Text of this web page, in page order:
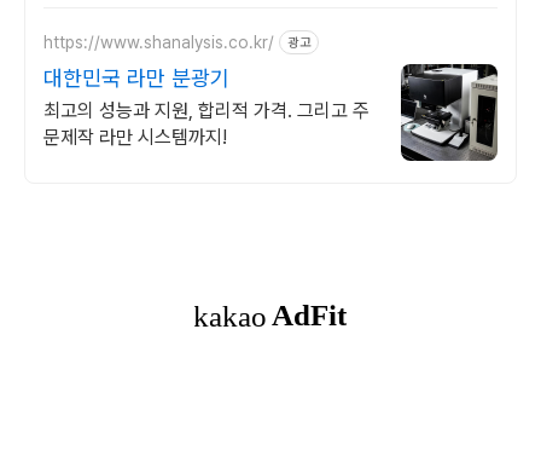
https://www.shanalysis.co.kr/ 광고
대한민국 라만 분광기
최고의 성능과 지원, 합리적 가격. 그리고 주
문제작 라만 시스템까지!